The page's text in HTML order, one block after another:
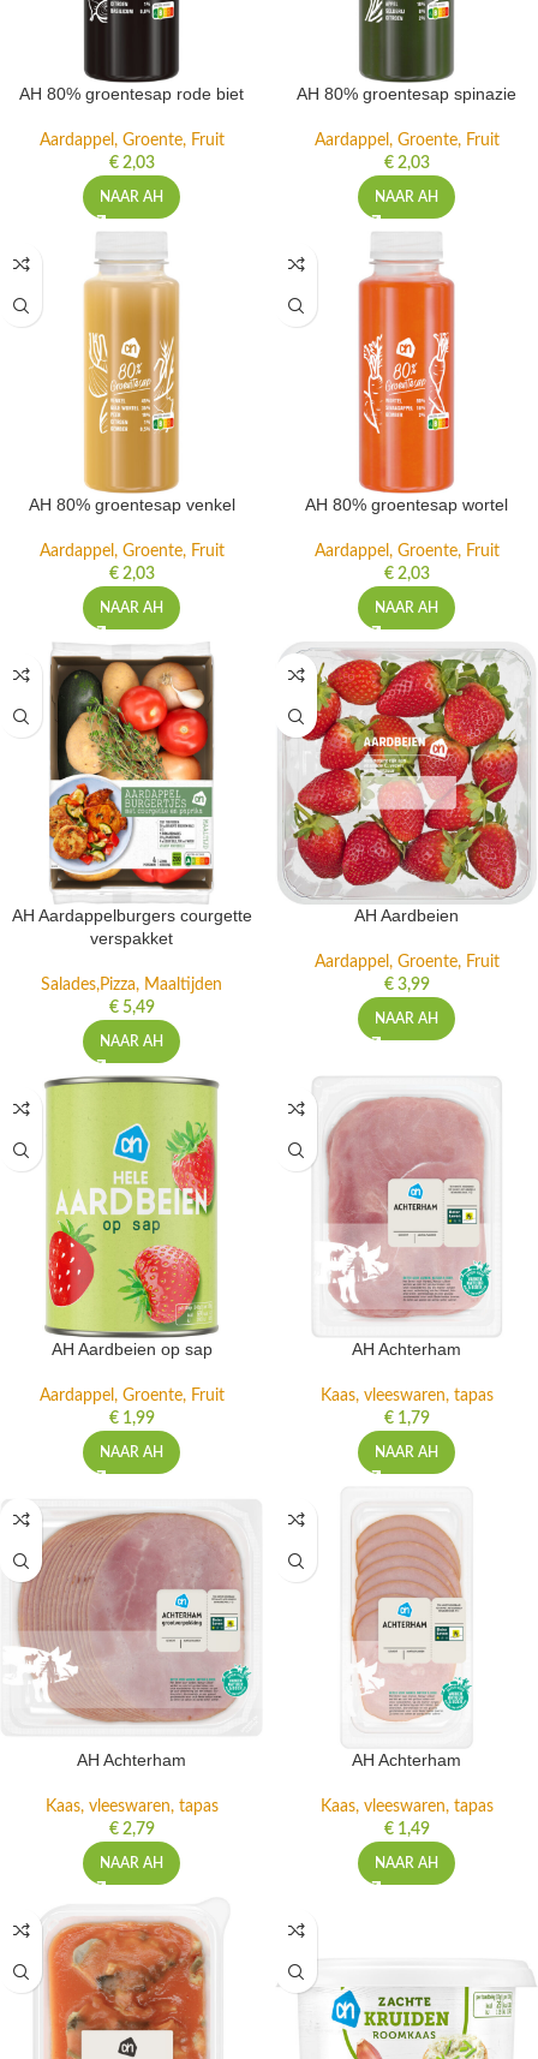
AH 80% groentesap rode biet
Aardappel, Groente, Fruit
€2,03
NAAR AH
AH 80% groentesap spinazie
Aardappel, Groente, Fruit
€2,03
NAAR AH
AH 80% groentesap venkel
Aardappel, Groente, Fruit
€2,03
NAAR AH
AH 80% groentesap wortel
Aardappel, Groente, Fruit
€2,03
NAAR AH
AH Aardappelburgers courgette
verspakket
Salades,Pizza, Maaltijden
€5,49
NAAR AH
AH Aardbeien
Aardappel, Groente, Fruit
€3,99
NAAR AH
AH Aardbeien op sap
Aardappel, Groente, Fruit
€1,99
NAAR AH
AH Achterham
Kaas, vleeswaren, tapas
€1,79
NAAR AH
AH Achterham
Kaas, vleeswaren, tapas
€2,79
NAAR AH
AH Achterham
Kaas, vleeswaren, tapas
€1,49
NAAR AH